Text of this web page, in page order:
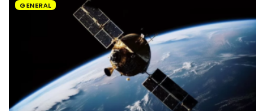
GENERAL